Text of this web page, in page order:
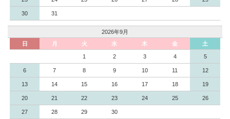
30 31
2026年9月
日
月 火 水 木 金 土
1 2 3 4 5
6 7 8 9 10 11 12
13 14 15 16 17 18 19
20 21 22 23 24 25 26
27 28 29 30